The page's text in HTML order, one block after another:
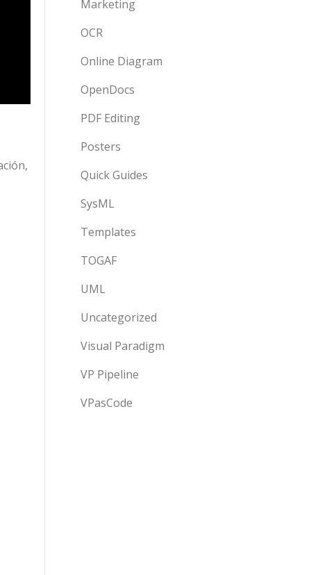
Marketing
OCR
Online Diagram
OpenDocs
PDF Editing
Posters
Quick Guides
SysML
Templates
TOGAF
UML
Uncategorized
Visual Paradigm
VP Pipeline
VPasCode